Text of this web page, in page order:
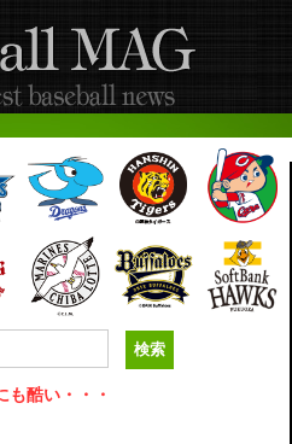
も酷い・・・